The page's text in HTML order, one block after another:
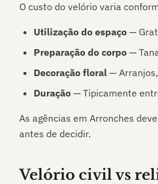
O custo do velório varia
Utilização do espaço —
Preparação do corpo —
Decoração floral —
Duração — Tipicamente
As agências em Arronches
antes de decidir.
Velório civil vs